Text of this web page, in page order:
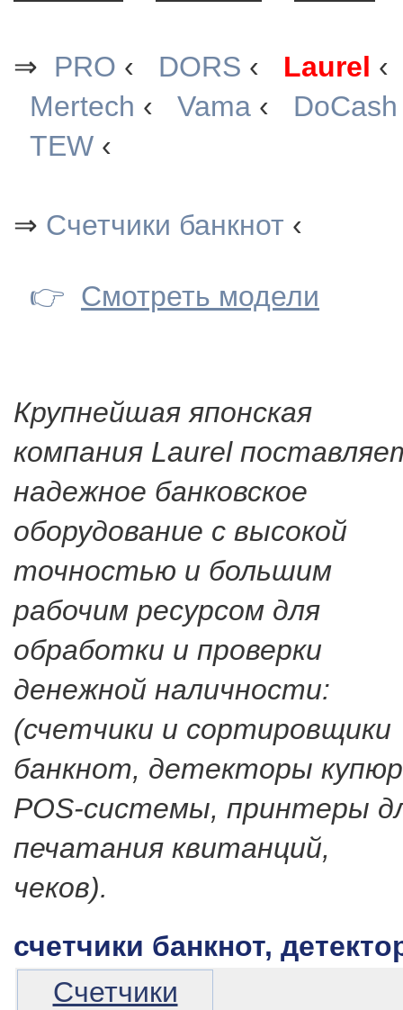
⇒ PRO ‹ DORS ‹ Laurel
Mertech ‹ Vama ‹ DoCash
TEW ‹
⇒ Счетчики банкнот ‹
👉 Смотреть модели
Крупнейшая японская
компания Laurel
надежное банковское
оборудование с высокой
точностью и большим
рабочим ресурсом для
обработки и проверки
денежной наличности:
(счетчики и сортировщики
банкнот, детекторы
POS-системы, принтеры
печатания квитанций,
чеков).
счетчики банкнот,
Счетчики